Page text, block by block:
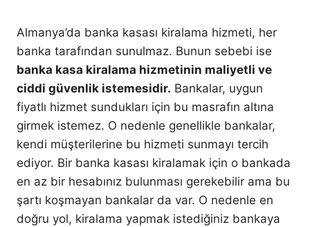
Almanya’da banka kasası kiralama hizmeti, her
banka tarafından sunulmaz. Bunun sebebi ise
banka kasa kiralama hizmetinin maliyetli ve
ciddi güvenlik istemesidir. Bankalar, uygun
fiyatlı hizmet sundukları için bu masrafın altına
girmek istemez. O nedenle genellikle bankalar,
kendi müşterilerine bu hizmeti sunmayı tercih
ediyor. Bir banka kasası kiralamak için o bankada
en az bir hesabınız bulunması gerekebilir ama bu
şartı koşmayan bankalar da var. O nedenle en
doğru yol, kiralama yapmak istediğiniz bankaya